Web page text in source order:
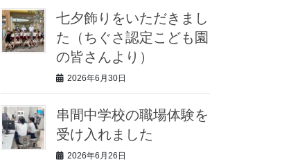
七夕飾りをいただきまし
た（ちぐさ認定こども園
の皆さんより）
2026年6月30日
串間中学校の職場体験を
受け入れました
2026年6月26日